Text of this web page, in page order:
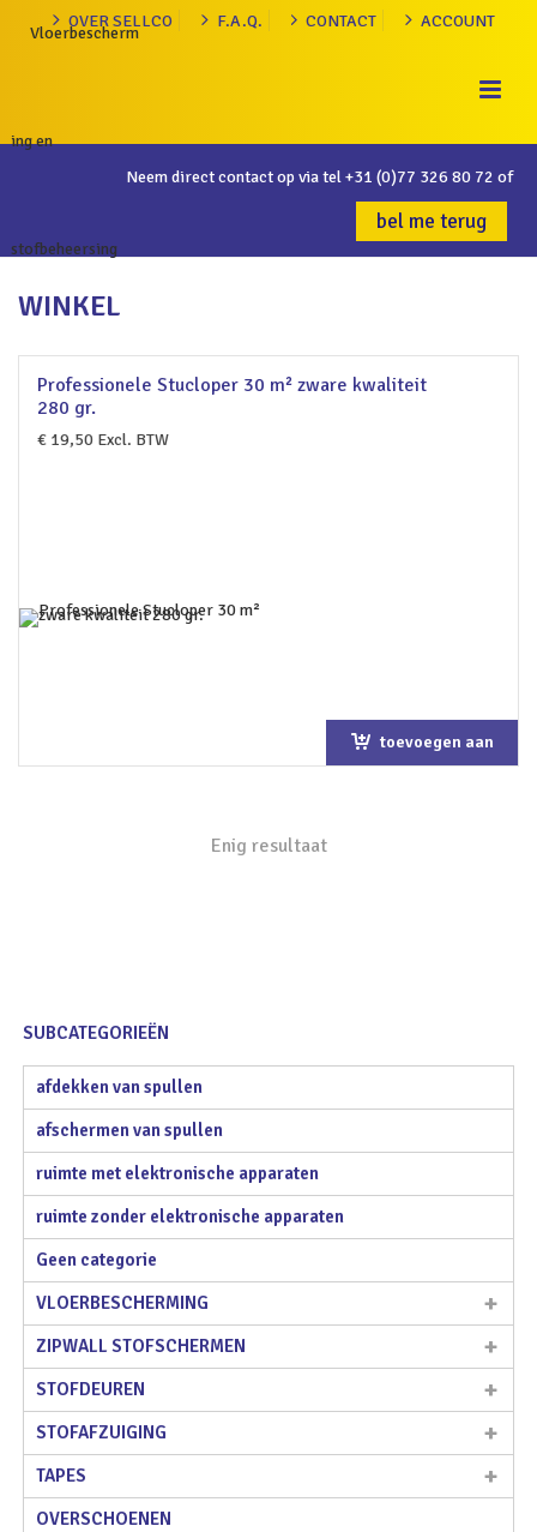
OVER SELLCO F.A.Q. CONTACT ACCOUNT
Neem direct contact op via tel+31 (0)77 326 80 72 of
bel me terug
WINKEL
Professionele Stucloper 30 m² zware kwaliteit
280 gr.
€ 19,50 Excl. BTW
toevoegen aan
Enig resultaat
SUBCATEGORIEËN
afdekken van spullen
afschermen van spullen
ruimte met elektronische apparaten
ruimte zonder elektronische apparaten
Geen categorie
VLOERBESCHERMING
ZIPWALL STOFSCHERMEN
STOFDEUREN
STOFAFZUIGING
TAPES
OVERSCHOENEN